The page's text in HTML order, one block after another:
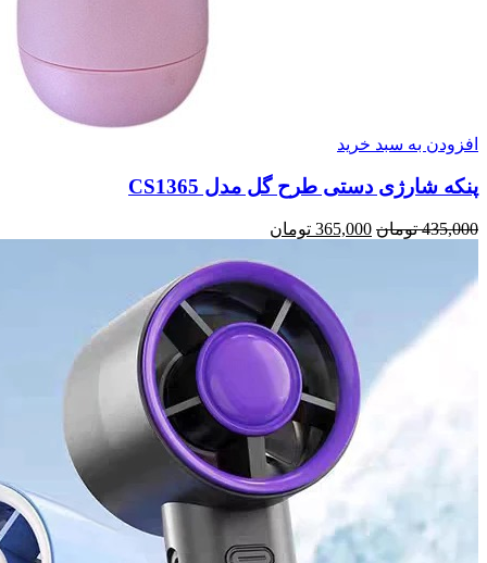
افزودن به سبد خرید
پنکه شارژی دستی طرح گل مدل CS1365
435,000 تومان قیمت
435,000 تومان
365,000 تومان
365,000 تومان.